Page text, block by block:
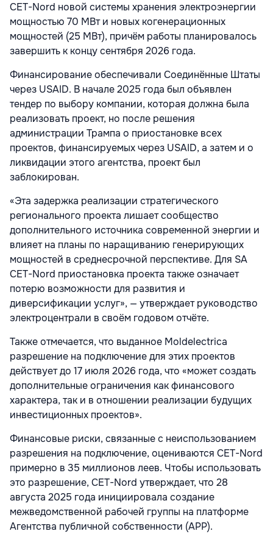
CET-Nord новой системы хранения электроэнергии
мощностью 70 МВт и новых когенерационных
мощностей (25 МВт), причём работы планировалось
завершить к концу сентября 2026 года.
Финансирование обеспечивали Соединённые Штаты
через USAID. В начале 2025 года был объявлен
тендер по выбору компании, которая должна была
реализовать проект, но после решения
администрации Трампа о приостановке всех
проектов, финансируемых через USAID, а затем и о
ликвидации этого агентства, проект был
заблокирован.
«Эта задержка реализации стратегического
регионального проекта лишает сообщество
дополнительного источника современной энергии и
влияет на планы по наращиванию генерирующих
мощностей в среднесрочной перспективе. Для SA
CET-Nord приостановка проекта также означает
потерю возможности для развития и
диверсификации услуг», — утверждает руководство
электроцентрали в своём годовом отчёте.
Также отмечается, что выданное Moldelectrica
разрешение на подключение для этих проектов
действует до 17 июля 2026 года, что «может создать
дополнительные ограничения как финансового
характера, так и в отношении реализации будущих
инвестиционных проектов».
Финансовые риски, связанные с неиспользованием
разрешения на подключение, оцениваются CET-Nord
примерно в 35 миллионов леев. Чтобы использовать
это разрешение, CET-Nord утверждает, что 28
августа 2025 года инициировала создание
межведомственной рабочей группы на платформе
Агентства публичной собственности (APP).